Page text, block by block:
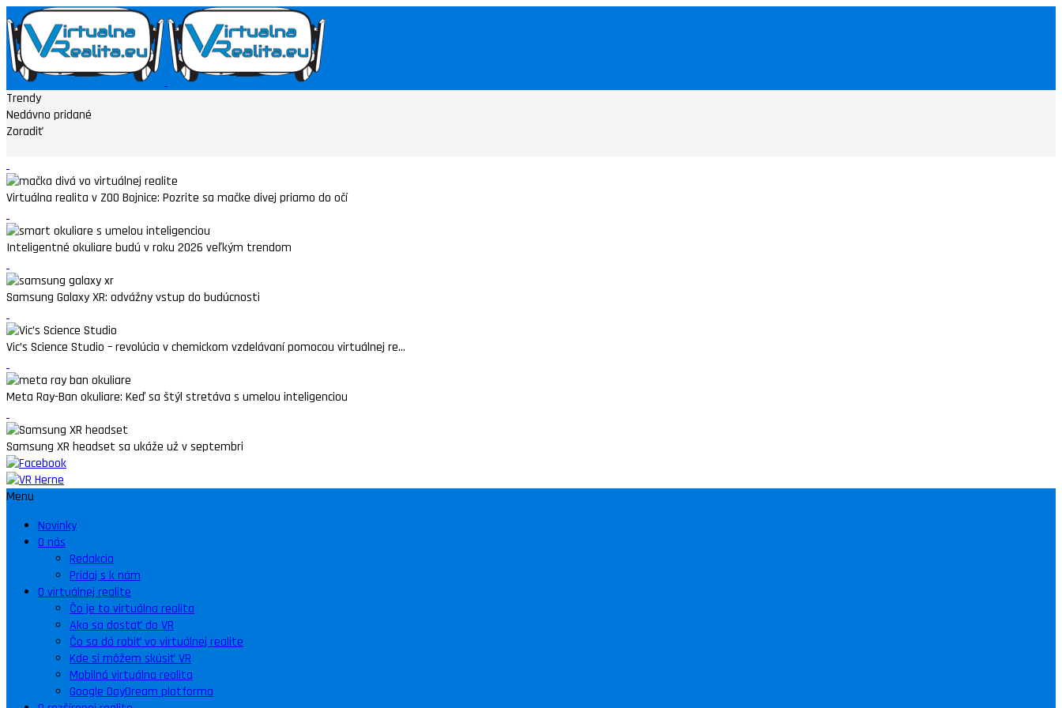
Trendy
Nedávno pridané
Zoradiť
Virtuálna realita v ZOO Bojnice: Pozrite sa mačke divej priamo do očí
Inteligentné okuliare budú v roku 2026 veľkým trendom
Samsung Galaxy XR: odvážny vstup do budúcnosti
Vic’s Science Studio – revolúcia v chemickom vzdelávaní pomocou virtuálnej re...
Meta Ray-Ban okuliare: Keď sa štýl stretáva s umelou inteligenciou
Samsung XR headset sa ukáže už v septembri
Menu
Novinky
O nás
Redakcia
Pridaj s k nám
O virtuálnej realite
Čo je to virtuálna realita
Ako sa dostať do VR
Čo sa dá robiť vo virtuálnej realite
Kde si môžem skúsiť VR
Mobilná virtuálna realita
Google DayDream platforma